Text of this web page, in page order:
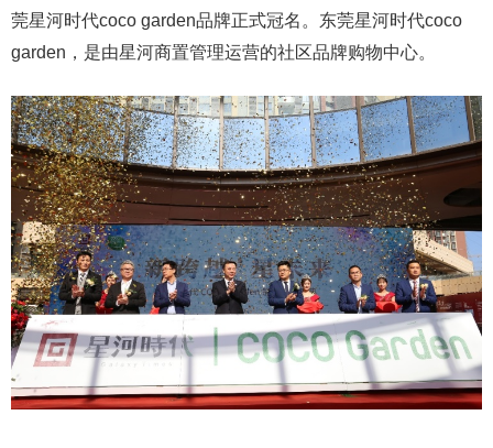
莞星河时代coco garden品牌正式冠名。东莞星河时代coco
garden，是由星河商置管理运营的社区品牌购物中心。